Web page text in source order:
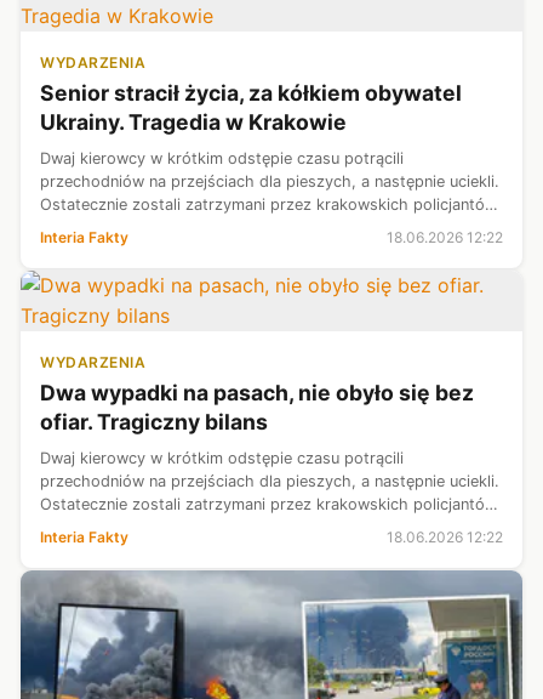
WYDARZENIA
Senior stracił życia, za kółkiem obywatel
Ukrainy. Tragedia w Krakowie
Dwaj kierowcy w krótkim odstępie czasu potrącili
przechodniów na przejściach dla pieszych, a następnie uciekli.
Ostatecznie zostali zatrzymani przez krakowskich policjantów.
W pierwszym przypadku 79-letni poszkodowany zmarł w
szpitalu. Sprawca, obywa...
Interia Fakty 18.06.2026 12:22
WYDARZENIA
Dwa wypadki na pasach, nie obyło się bez
ofiar. Tragiczny bilans
Dwaj kierowcy w krótkim odstępie czasu potrącili
przechodniów na przejściach dla pieszych, a następnie uciekli.
Ostatecznie zostali zatrzymani przez krakowskich policjantów.
W pierwszym przypadku 79-letni poszkodowany zmarł w
szpitalu. Sprawca, obywa...
Interia Fakty 18.06.2026 12:22